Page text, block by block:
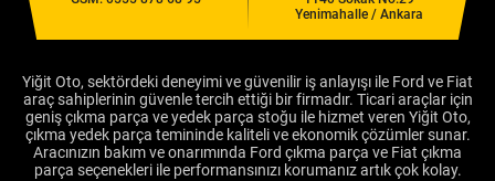
Yenimahalle / Ankara
Yiğit Oto, sektördeki deneyimi ve güvenilir iş anlayışı ile Ford ve Fiat
araç sahiplerinin güvenle tercih ettiği bir firmadır. Ticari araçlar için
geniş çıkma parça ve yedek parça stoğu ile hizmet veren Yiğit Oto,
çıkma yedek parça temininde kaliteli ve ekonomik çözümler sunar.
Aracınızın bakım ve onarımında Ford çıkma parça ve Fiat çıkma
parça seçenekleri ile performansınızı korumanız artık çok kolay.